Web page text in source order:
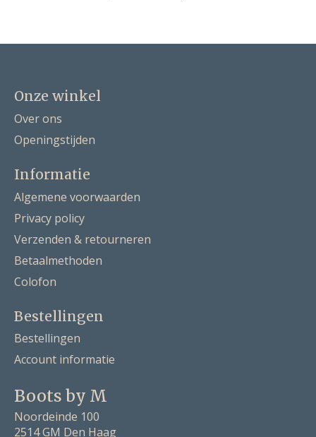
Onze winkel
Over ons
Openingstijden
Informatie
Algemene voorwaarden
Privacy policy
Verzenden & retourneren
Betaalmethoden
Colofon
Bestellingen
Bestellingen
Account informatie
Boots by M
Noordeinde 100
2514 GM Den Haag